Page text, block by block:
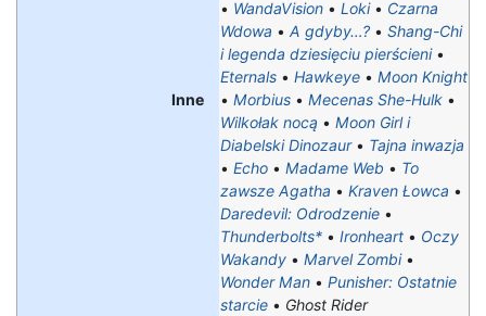
Inne
• WandaVision • Loki• Czarna
Wdowa • A gdyby…? • Shang-Chi
i legenda dziesięciu pierścieni•
Eternals • Hawkeye • Moon Knight
• Morbius • Mecenas She-Hulk •
Wilkołak nocą • Moon Girl i
Diabelski Dinozaur• Tajna inwazja
• Echo • Madame Web • To
zawsze Agatha • Kraven Łowca •
Daredevil: Odrodzenie •
Thunderbolts* • Ironheart • Oczy
Wakandy • Marvel Zombi•
Wonder Man • Punisher: Ostatnie
starcie • Ghost Rider